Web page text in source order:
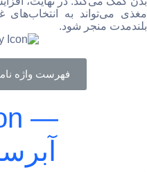
مغذی می‌تواند به
بلندمدت منجر شود.
فهرست واژه
—